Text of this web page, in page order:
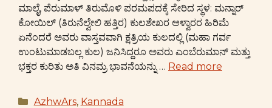
ಮಾಲೈ, ಪೆರುಮಾಳ್ ತಿರುಮೊಳಿ ಪರಮಪದಕ್ಕೆ ಸೇರಿದ ಸ್ಥಳ: ಮನ್ನಾರ್
ಕೋಯಿಲ್ (ತಿರುನೆಲ್ವೇಲಿ ಹತ್ತಿರ) ಕುಲಶೇಖರ ಆಳ್ವಾರರ ಹಿರಿಮೆ
ಏನೆಂದರೆ ಅವರು ವಾಸ್ತವವಾಗಿ ಕ್ಷತ್ರಿಯ ಕುಲದಲ್ಲಿ (ಮಹಾ ಗರ್ವ
ಉಂಟುಮಾಡಬಲ್ಲ ಕುಲ) ಜನಿಸಿದ್ದರೂ ಅವರು ಎಂಬೆರುಮಾನ್ ಮತ್ತು
ಭಕ್ತರ ಕುರಿತು ಅತಿ ವಿನಮ್ರ ಭಾವನೆಯನ್ನು … Read more
Categories
AzhwArs, Kannada